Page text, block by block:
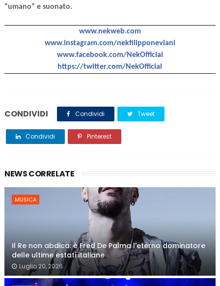
“umano” e suonato.
www.nekweb.com
www.instagram.com/nekfilipponeviani
www.facebook.com/NekOfficial
https://twitter.com/NekOfficial
CONDIVIDI Condividi Tweet
Condividi Pinterest
NEWS CORRELATE
MUSICA
Il Re non abdica: è Fred De Palma l'eterno dominatore
delle ultime estati italiane
Luglio 20, 2026